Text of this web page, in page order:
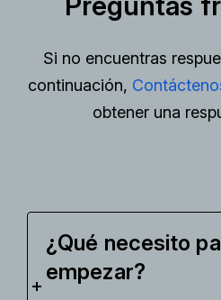
Si no encuentras
continuación,
obtener una
¿Qué necesito
empezar?